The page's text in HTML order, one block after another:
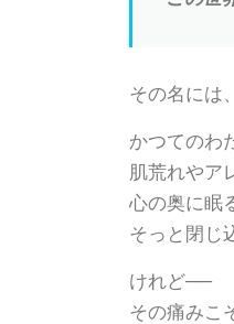
その名には
かつてのわ
肌荒れやア
心の奥に眠
そっと閉じ
けれど──
その痛みこ